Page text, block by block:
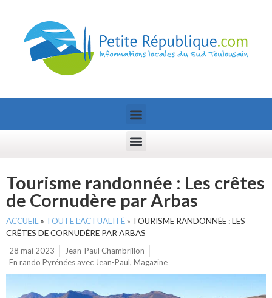
Tourisme randonnée : Les crêtes
de Cornudère par Arbas
ACCUEIL » TOUTE L’ACTUALITÉ» TOURISME RANDONNÉE : LES
CRÊTES DE CORNUDÈRE PAR ARBAS
28 mai 2023
Jean-Paul Chambrillon
En rando Pyrénées avec Jean-Paul, Magazine